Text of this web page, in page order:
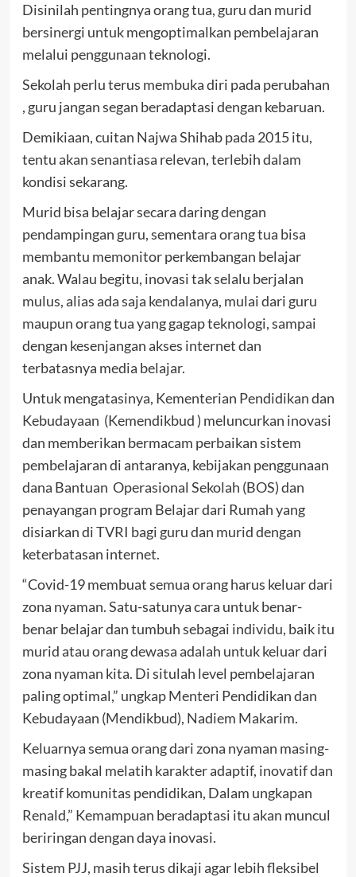
Disinilah pentingnya orang tua, guru dan murid
bersinergi untuk mengoptimalkan pembelajaran
melalui penggunaan teknologi.
Sekolah perlu terus membuka diri pada perubahan
, guru jangan segan beradaptasi dengan kebaruan.
Demikiaan, cuitan Najwa Shihab pada 2015 itu,
tentu akan senantiasa relevan, terlebih dalam
kondisi sekarang.
Murid bisa belajar secara daring dengan
pendampingan guru, sementara orang tua bisa
membantu memonitor perkembangan belajar
anak. Walau begitu, inovasi tak selalu berjalan
mulus, alias ada saja kendalanya, mulai dari guru
maupun orang tua yang gagap teknologi, sampai
dengan kesenjangan akses internet dan
terbatasnya media belajar.
Untuk mengatasinya, Kementerian Pendidikan dan
Kebudayaan (Kemendikbud ) meluncurkan inovasi
dan memberikan bermacam perbaikan sistem
pembelajaran di antaranya, kebijakan penggunaan
dana Bantuan Operasional Sekolah (BOS) dan
penayangan program Belajar dari Rumah yang
disiarkan di TVRI bagi guru dan murid dengan
keterbatasan internet.
“Covid-19 membuat semua orang harus keluar dari
zona nyaman. Satu-satunya cara untuk benar-
benar belajar dan tumbuh sebagai individu, baik itu
murid atau orang dewasa adalah untuk keluar dari
zona nyaman kita. Di situlah level pembelajaran
paling optimal,” ungkap Menteri Pendidikan dan
Kebudayaan (Mendikbud), Nadiem Makarim.
Keluarnya semua orang dari zona nyaman masing-
masing bakal melatih karakter adaptif, inovatif dan
kreatif komunitas pendidikan, Dalam ungkapan
Renald,” Kemampuan beradaptasi itu akan muncul
beriringan dengan daya inovasi.
Sistem PJJ, masih terus dikaji agar lebih fleksibel